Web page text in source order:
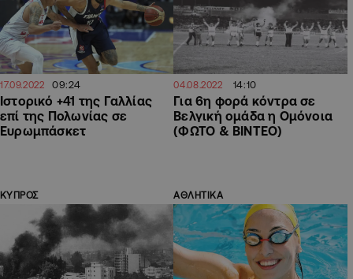
17.09.2022 09:24
Ιστορικό +41 της Γαλλίας
επί της Πολωνίας σε
Ευρωμπάσκετ
04.08.2022 14:10
Για 6η φορά κόντρα σε
Βελγική ομάδα η Ομόνοια
(ΦΩΤΟ & ΒΙΝΤΕΟ)
ΚΥΠΡΟΣ ΑΘΛΗΤΙΚΑ